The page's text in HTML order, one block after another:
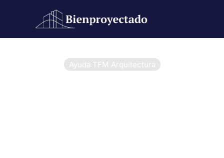
Ayuda TFM Arquitectura